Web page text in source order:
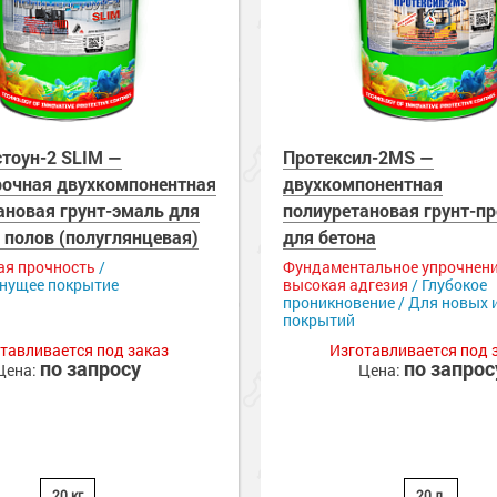
2 SLIM —
двухкомпонентная
грунт-эмаль для
(полуглянцевая)
прочность /
покрытие
под заказ
по запросу
Протексил-2MS —
двухкомпонентная
полиуретановая грунт-
для бетона
Фундаментальное
высокая адгезия / Глубокое
проникновение / Для новых
покрытий
Изготавливается под
Цена: по
ремонтные
стены
товары
товары
краски для
краски для
товары